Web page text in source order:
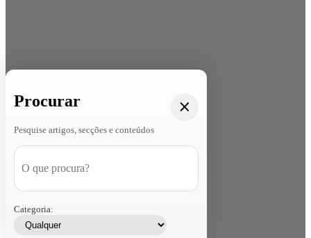
Procurar
Pesquise artigos, secções e conteúdos
Categoria: